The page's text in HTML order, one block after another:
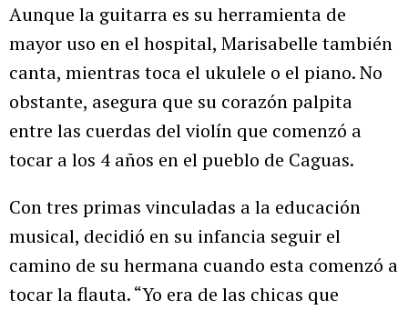
Aunque la guitarra es su herramienta de
mayor uso en el hospital, Marisabelle también
canta, mientras toca el ukulele o el piano. No
obstante, asegura que su corazón palpita
entre las cuerdas del violín que comenzó a
tocar a los 4 años en el pueblo de Caguas.
Con tres primas vinculadas a la educación
musical, decidió en su infancia seguir el
camino de su hermana cuando esta comenzó a
tocar la flauta. “Yo era de las chicas que